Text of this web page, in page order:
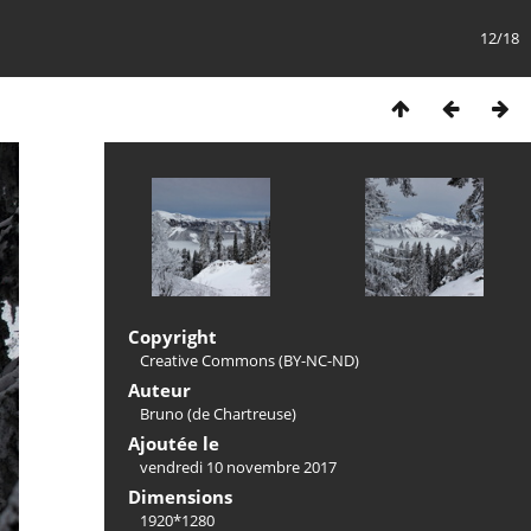
12/18
Copyright
Creative Commons (BY-NC-ND)
Auteur
Bruno (de Chartreuse)
Ajoutée le
vendredi 10 novembre 2017
Dimensions
1920*1280